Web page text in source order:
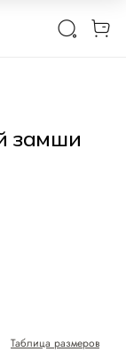
1 / 3
замши
Таблица размеров